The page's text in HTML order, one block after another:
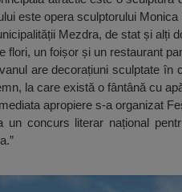
este opera sculptorului
Mezdra, de stat și alți
flori, un foișor și un restaurant
are decorațiuni sculptate
la care există o fântână cu
apropiere s-a organizat
concurs literar național